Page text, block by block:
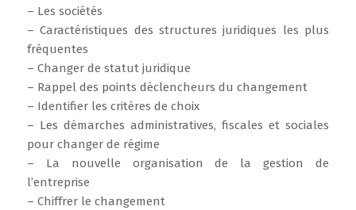
– Les sociétés
– Caractéristiques des structures juridiques les plus
fréquentes
– Changer de statut juridique
– Rappel des points déclencheurs du changement
– Identifier les critères de choix
– Les démarches administratives, fiscales et sociales
pour changer de régime
– La nouvelle organisation de la gestion de
l’entreprise
– Chiffrer le changement